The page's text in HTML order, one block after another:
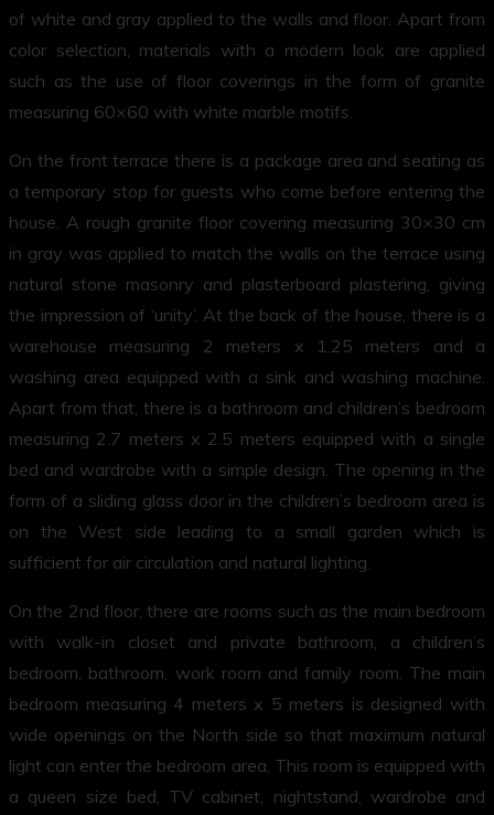
of white and gray applied to the walls and floor. Apart from
color selection, materials with a modern look are applied
such as the use of floor coverings in the form of granite
measuring 60×60 with white marble motifs.
On the front terrace there is a package area and seating as
a temporary stop for guests who come before entering the
house. A rough granite floor covering measuring 30×30 cm
in gray was applied to match the walls on the terrace using
natural stone masonry and plasterboard plastering, giving
the impression of ‘unity’. At the back of the house, there is a
warehouse measuring 2 meters x 1.25 meters and a
washing area equipped with a sink and washing machine.
Apart from that, there is a bathroom and children’s bedroom
measuring 2.7 meters x 2.5 meters equipped with a single
bed and wardrobe with a simple design. The opening in the
form of a sliding glass door in the children’s bedroom area is
on the West side leading to a small garden which is
sufficient for air circulation and natural lighting.
On the 2nd floor, there are rooms such as the main bedroom
with walk-in closet and private bathroom, a children’s
bedroom, bathroom, work room and family room. The main
bedroom measuring 4 meters x 5 meters is designed with
wide openings on the North side so that maximum natural
light can enter the bedroom area. This room is equipped with
a queen size bed, TV cabinet, nightstand, wardrobe and